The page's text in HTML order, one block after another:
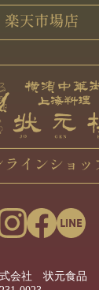
会社 状元食品